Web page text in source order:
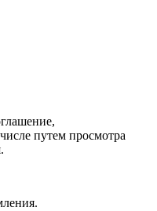
путем просмотра